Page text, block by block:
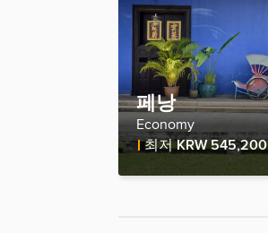
페낭
Economy
Fare Price
최저KRW 545,200